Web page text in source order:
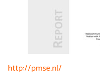
http://pmse.nl/